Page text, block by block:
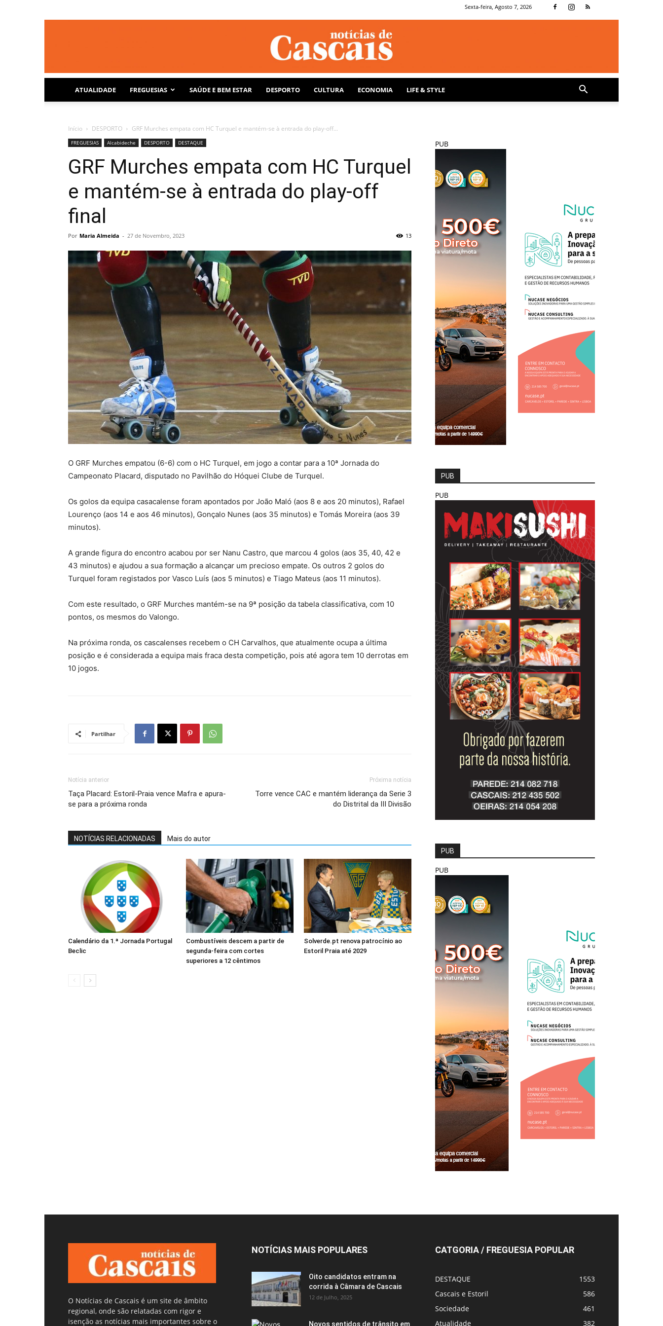
Sexta-feira, Agosto 7, 2026
Notícias
de
ATUALIDADE FREGUESIAS SAÚDE E BEM ESTAR DESPORTO CULTURA ECONOMIA LIFE & STYLE
Início DESPORTO GRF Murches empata com HC Turquel e mantém-se à entrada do play-off...
FREGUESIAS Alcabideche DESPORTO DESTAQUE
GRF Murches empata com HC Turquel
e mantém-se à entrada do play-off
final
Por Maria Almeida - 27 de Novembro, 2023 13
O GRF Murches empatou (6-6) com o HC Turquel, em jogo a contar para a 10ª Jornada do
Campeonato Placard, disputado no Pavilhão do Hóquei Clube de Turquel.
Os golos da equipa casacalense foram apontados por João Maló (aos 8 e aos 20 minutos), Rafael
Lourenço (aos 14 e aos 46 minutos), Gonçalo Nunes (aos 35 minutos) e Tomás Moreira (aos 39
minutos).
A grande figura do encontro acabou por ser Nanu Castro, que marcou 4 golos (aos 35, 40, 42 e
43 minutos) e ajudou a sua formação a alcançar um precioso empate. Os outros 2 golos do
Turquel foram registados por Vasco Luís (aos 5 minutos) e Tiago Mateus (aos 11 minutos).
Com este resultado, o GRF Murches mantém-se na 9ª posição da tabela classificativa, com 10
pontos, os mesmos do Valongo.
Na próxima ronda, os cascalenses recebem o CH Carvalhos, que atualmente ocupa a última
posição e é considerada a equipa mais fraca desta competição, pois até agora tem 10 derrotas em
10 jogos.
Partilhar
Notícia anterior
Taça Placard: Estoril-Praia vence Mafra e apura-
se para a próxima ronda
Próxima notícia
Torre vence CAC e mantém liderança da Serie 3
do Distrital da III Divisão
NOTÍCIAS RELACIONADAS Mais do autor
Calendário da 1.ª Jornada Portugal
Beclic
Combustíveis descem a partir de
segunda-feira com cortes
superiores a 12 cêntimos
Solverde.pt renova patrocínio ao
Estoril Praia até 2029
PUB
PUB
PUB
PUB
PUB
O Notícias de Cascais é um site de âmbito
regional, onde são relatadas com rigor e
isenção as notícias mais importantes sobre o
NOTÍCIAS MAIS POPULARES
Oito candidatos entram na
corrida à Câmara de Cascais
12 de Julho, 2025
Novos sentidos de trânsito em
CATGORIA / FREGUESIA POPULAR
DESTAQUE
1553
Cascais e Estoril
586
Sociedade
461
Atualidade
382